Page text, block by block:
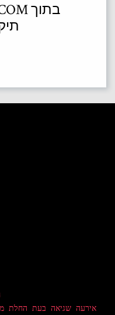
אירעה שגיאה בעת החלת